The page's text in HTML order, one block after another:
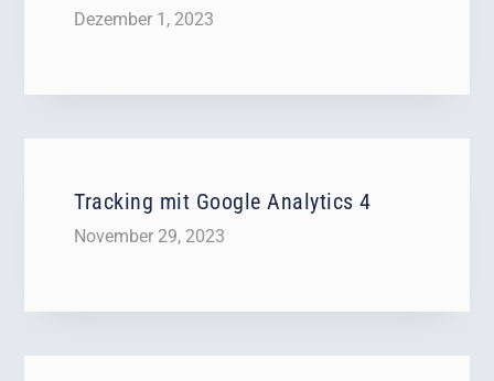
Dezember 1, 2023
Tracking mit Google Analytics 4
November 29, 2023